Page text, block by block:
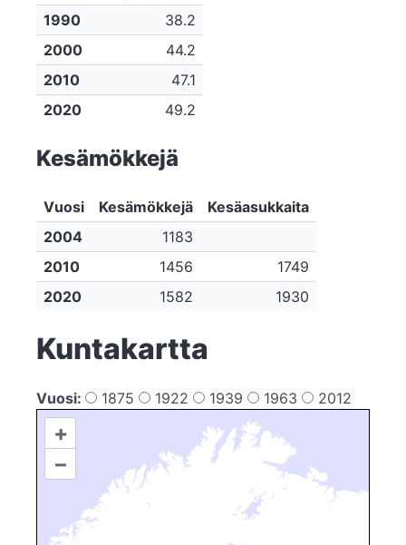
1990
38.2
2000
44.2
2010
47.1
2020
49.2
Kesämökkejä
Vuosi Kesämökkejä
Kesäasukkaita
2004
1183
2010
1456
1749
2020
1582 1930
Kuntakartta
Vuosi: 1875 1922 1939 1963 2012
+
–